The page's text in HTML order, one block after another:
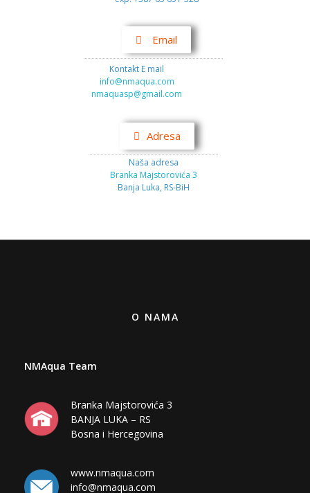
Email
Kontakt E mail
info@nmaqua.com
nmaquasp@gmail.com
Adresa
Naša adresa
Branka Majstorovića 3
Banja Luka, RS-BiH
O NAMA
NMAqua Team
Branka Majstorovića 3
BANJA LUKA – RS
Bosna i Hercegovina
www.nmaqua.com
info@nmaqua.com